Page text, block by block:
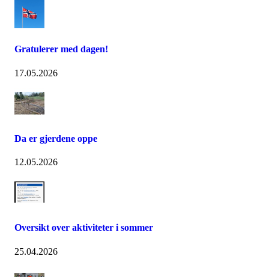
Gratulerer med dagen!
17.05.2026
Da er gjerdene oppe
12.05.2026
Oversikt over aktiviteter i sommer
25.04.2026